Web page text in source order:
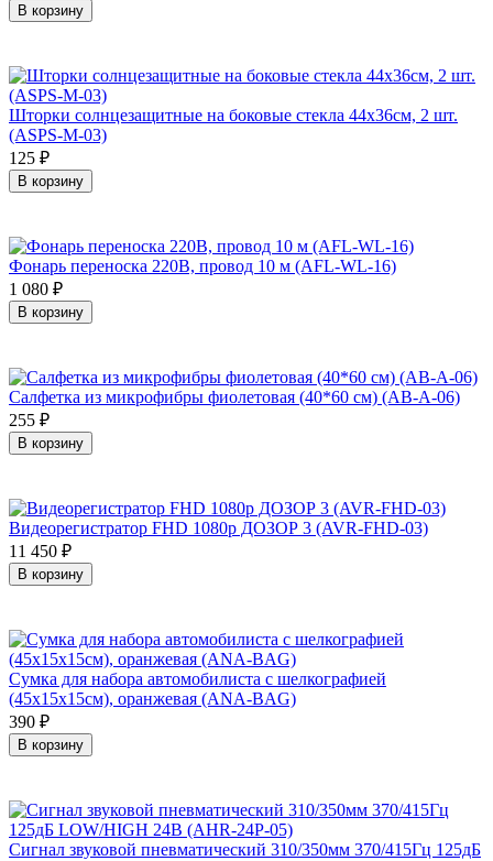
В корзину
Шторки солнцезащитные на боковые стекла 44х36см, 2 шт.
(ASPS-M-03)
125 ₽
В корзину
Фонарь переноска 220В, провод 10 м (AFL-WL-16)
1 080 ₽
В корзину
Салфетка из микрофибры фиолетовая (40*60 см) (AB-A-06)
255 ₽
В корзину
Видеорегистратор FHD 1080p ДОЗОР 3 (AVR-FHD-03)
11 450 ₽
В корзину
Сумка для набора автомобилиста с шелкографией
(45х15х15см), оранжевая (ANA-BAG)
390 ₽
В корзину
Сигнал звуковой пневматический 310/350мм 370/415Гц 125дБ